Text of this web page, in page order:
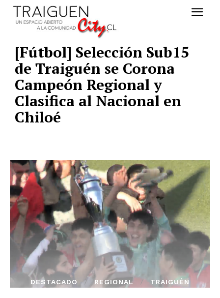
[Fútbol] Selección Sub15
de Traiguén se Corona
Campeón Regional y
Clasifica al Nacional en
Chiloé
DESTACADO REGIONAL TRAIGUÉN